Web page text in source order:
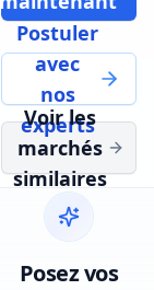
Postuler
avec
nos
experts
Voir les
marchés
similaires
Posez vos